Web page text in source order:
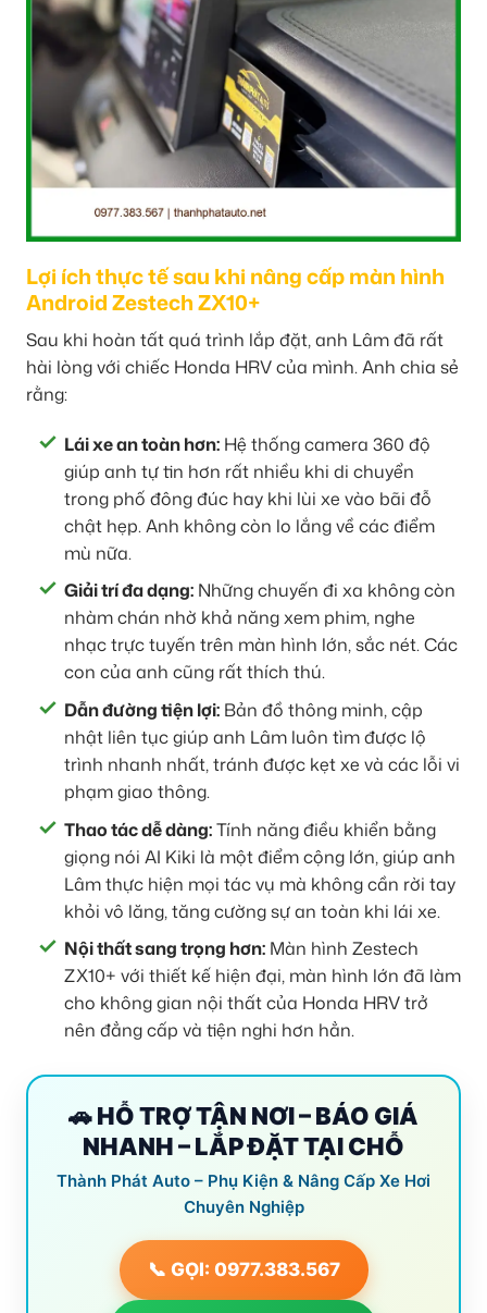
Lợi ích thực tế sau khi nâng cấp màn hình
Android Zestech ZX10+
Sau khi hoàn tất quá trình lắp đặt, anh Lâm đã rất
hài lòng với chiếc Honda HRV của mình. Anh chia sẻ
rằng:
Lái xe an toàn hơn: Hệ thống camera 360 độ
giúp anh tự tin hơn rất nhiều khi di chuyển
trong phố đông đúc hay khi lùi xe vào bãi đỗ
chật hẹp. Anh không còn lo lắng về các điểm
mù nữa.
Giải trí đa dạng: Những chuyến đi xa không còn
nhàm chán nhờ khả năng xem phim, nghe
nhạc trực tuyến trên màn hình lớn, sắc nét. Các
con của anh cũng rất thích thú.
Dẫn đường tiện lợi: Bản đồ thông minh, cập
nhật liên tục giúp anh Lâm luôn tìm được lộ
trình nhanh nhất, tránh được kẹt xe và các lỗi vi
phạm giao thông.
Thao tác dễ dàng:Tính năng điều khiển bằng
giọng nói AI Kiki là một điểm cộng lớn, giúp anh
Lâm thực hiện mọi tác vụ mà không cần rời tay
khỏi vô lăng, tăng cường sự an toàn khi lái xe.
Nội thất sang trọng hơn: Màn hình Zestech
ZX10+ với thiết kế hiện đại, màn hình lớn đã làm
cho không gian nội thất của Honda HRV trở
nên đẳng cấp và tiện nghi hơn hẳn.
🚗 HỖ TRỢ TẬN NƠI – BÁO GIÁ
NHANH – LẮP ĐẶT TẠI CHỖ
Thành Phát Auto – Phụ Kiện & Nâng Cấp Xe Hơi
Chuyên Nghiệp
📞 GỌI: 0977.383.567